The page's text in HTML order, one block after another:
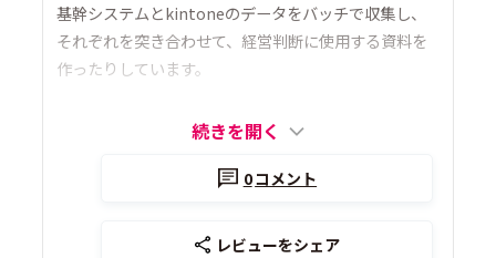
基幹システムとkintoneのデータをバッチで収集し、
それぞれを突き合わせて、経営判断に使用する資料を
作ったりしています。
続きを開く
0コメント
レビューをシェア